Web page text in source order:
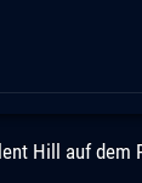
Hill auf dem